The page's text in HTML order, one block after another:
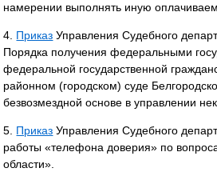
намерении выполнять иную
4. Приказ Управления Судебного
Порядка получения федеральными
федеральной государственной
районном (городском) суде
безвозмездной основе в управлении
5. Приказ Управления Судебного
работы «телефона доверия» по
области».